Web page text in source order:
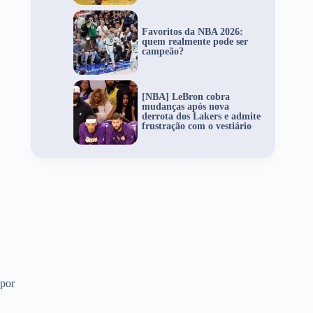
Favoritos da NBA 2026:
quem realmente pode ser
campeão?
[NBA] LeBron cobra
mudanças após nova
derrota dos Lakers e admite
frustração com o vestiário